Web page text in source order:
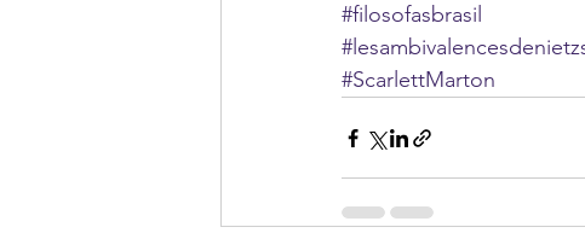
#filosofasbrasil
#ScarlettMarton